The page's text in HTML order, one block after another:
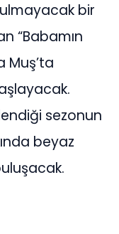
bir
“Babamın
Muş’ta
sezonun
beyaz